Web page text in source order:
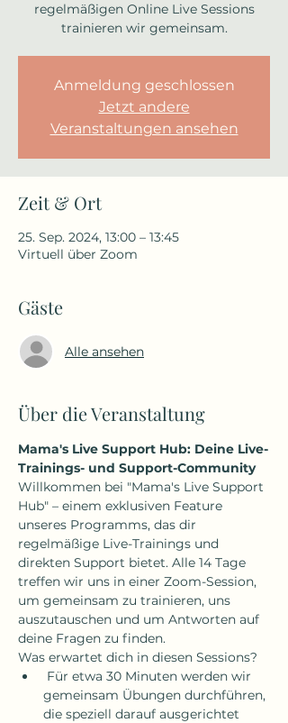
regelmäßigen Online Live Sessions
trainieren wir gemeinsam.
Anmeldung geschlossen
Jetzt andere
Veranstaltungen ansehen
Zeit & Ort
25. Sep. 2024, 13:00 – 13:45
Virtuell über Zoom
Gäste
Alle ansehen
Über die Veranstaltung
Mama's Live Support Hub: Deine Live-
Trainings- und Support-Community
Willkommen bei "Mama's Live Support
Hub" – einem exklusiven Feature
unseres Programms, das dir
regelmäßige Live-Trainings und
direkten Support bietet. Alle 14 Tage
treffen wir uns in einer Zoom-Session,
um gemeinsam zu trainieren, uns
auszutauschen und um Antworten auf
deine Fragen zu finden.
Was erwartet dich in diesen Sessions?
gemeinsam Übungen durchführen,
die speziell darauf ausgerichtet